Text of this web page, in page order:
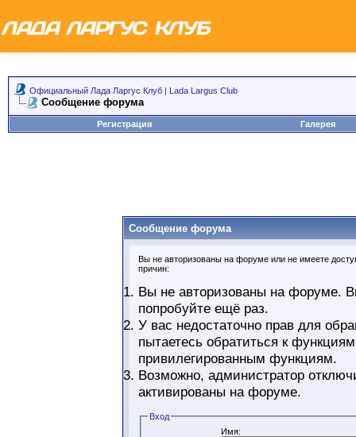
Официальный Лада Ларгус Клуб | Lada Largus Club
Сообщение форума
Регистрация Галерея
Сообщение форума
Вы не авторизованы на форуме или не имеете
причин:
Вы не авторизованы на форуме.
попробуйте ещё раз.
У вас недостаточно прав для
пытаетесь обратиться к
привилегированным функциям.
Возможно, администратор
активированы на форуме.
Вход
Имя: